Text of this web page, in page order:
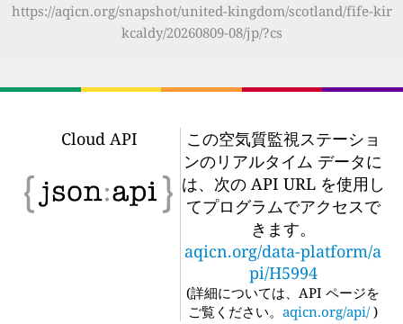
https://aqicn.org/snapshot/united-kingdom/scotland/fife-kir
kcaldy/20260809-08/jp/?cs
Cloud API
この空気質監視ステーショ
ンのリアルタイム データに
は、次の API URL を使用し
てプログラムでアクセスで
きます。
aqicn.org/data-platform/a
pi/H5994
(詳細については、API ページを
ご覧ください。 aqicn.org/api/ )